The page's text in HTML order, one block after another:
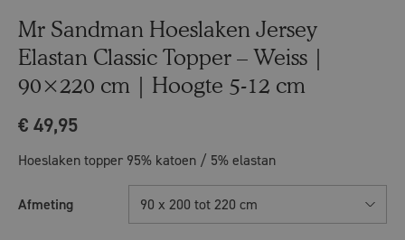
Mr Sandman Hoeslaken Jersey
Elastan Classic Topper – Weiss |
90×220 cm | Hoogte 5-12 cm
€ 49,95
Hoeslaken topper 95% katoen / 5% elastan
Afmeting 90 x 200 tot 220 cm